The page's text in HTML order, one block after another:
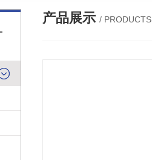
产品展示 / PRODUCTS